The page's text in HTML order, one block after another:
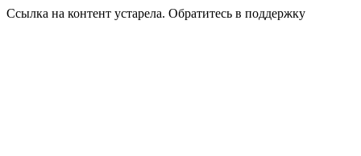
Ссылка на контент устарела. Обратитесь в поддержку